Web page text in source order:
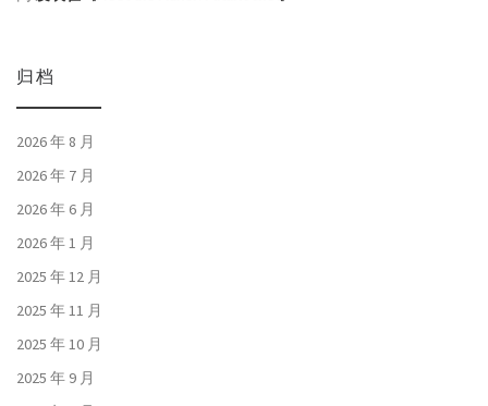
归档
2026 年 8 月
2026 年 7 月
2026 年 6 月
2026 年 1 月
2025 年 12 月
2025 年 11 月
2025 年 10 月
2025 年 9 月